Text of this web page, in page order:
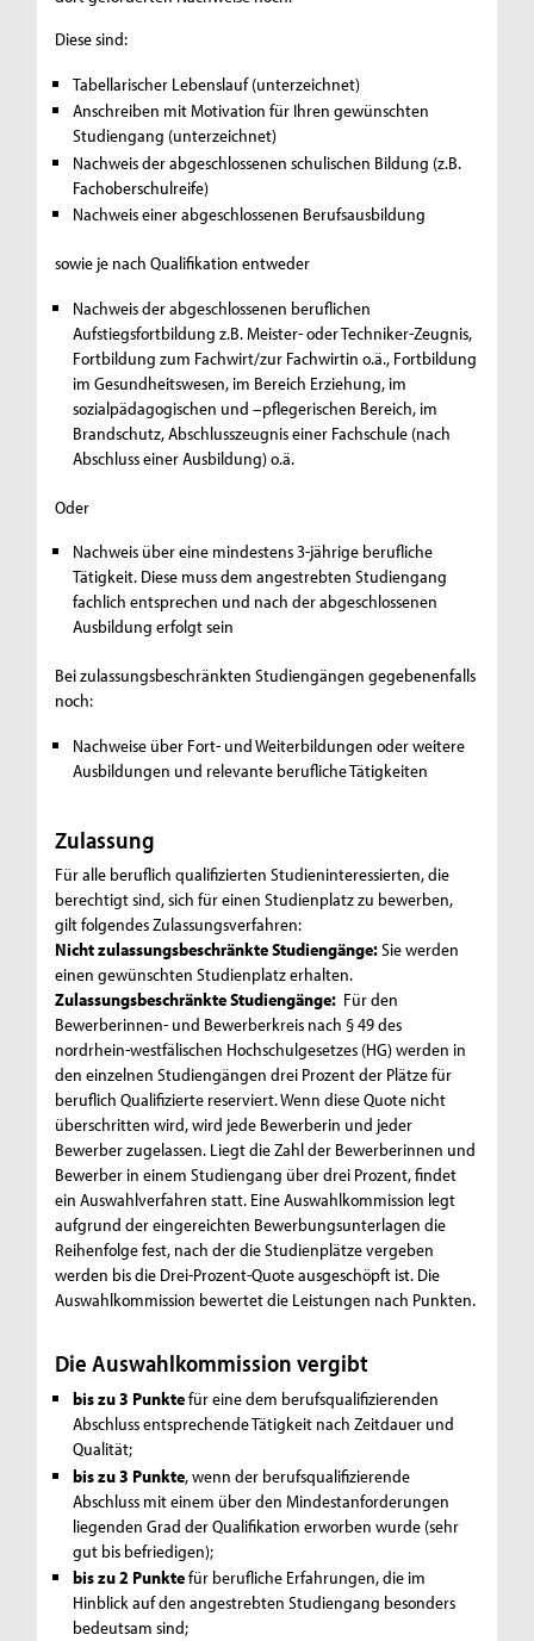
Diese sind:
Tabellarischer Lebenslauf (unterzeichnet)
Anschreiben mit Motivation für Ihren gewünschten
Studiengang (unterzeichnet)
Nachweis der abgeschlossenen schulischen Bildung (z.B.
Fachoberschulreife)
Nachweis einer abgeschlossenen Berufsausbildung
sowie je nach Qualifikation entweder
Nachweis der abgeschlossenen beruflichen
Aufstiegsfortbildung z.B. Meister- oder Techniker-Zeugnis,
Fortbildung zum Fachwirt/zur Fachwirtin o.ä., Fortbildung
im Gesundheitswesen, im Bereich Erziehung, im
sozialpädagogischen und –pflegerischen Bereich, im
Brandschutz, Abschlusszeugnis einer Fachschule (nach
Abschluss einer Ausbildung) o.ä.
Oder
Nachweis über eine mindestens 3-jährige berufliche
Tätigkeit. Diese muss dem angestrebten Studiengang
fachlich entsprechen und nach der abgeschlossenen
Ausbildung erfolgt sein
Bei zulassungsbeschränkten Studiengängen gegebenenfalls
noch:
Nachweise über Fort- und Weiterbildungen oder weitere
Ausbildungen und relevante berufliche Tätigkeiten
Zulassung
Für alle beruflich qualifizierten Studieninteressierten, die
berechtigt sind, sich für einen Studienplatz zu bewerben,
gilt folgendes Zulassungsverfahren:
Nicht zulassungsbeschränkte Studiengänge:Sie werden
einen gewünschten Studienplatz erhalten.
Zulassungsbeschränkte Studiengänge: Für den
Bewerberinnen- und Bewerberkreis nach § 49 des
nordrhein-westfälischen Hochschulgesetzes (HG) werden in
den einzelnen Studiengängen drei Prozent der Plätze für
beruflich Qualifizierte reserviert. Wenn diese Quote nicht
überschritten wird, wird jede Bewerberin und jeder
Bewerber zugelassen. Liegt die Zahl der Bewerberinnen und
Bewerber in einem Studiengang über drei Prozent, findet
ein Auswahlverfahren statt. Eine Auswahlkommission legt
aufgrund der eingereichten Bewerbungsunterlagen die
Reihenfolge fest, nach der die Studienplätze vergeben
werden bis die Drei-Prozent-Quote ausgeschöpft ist. Die
Auswahlkommission bewertet die Leistungen nach Punkten.
Die Auswahlkommission vergibt
bis zu 3 Punktefür eine dem berufsqualifizierenden
Abschluss entsprechende Tätigkeit nach Zeitdauer und
Qualität;
bis zu 3 Punkte, wenn der berufsqualifizierende
Abschluss mit einem über den Mindestanforderungen
liegenden Grad der Qualifikation erworben wurde (sehr
gut bis befriedigen);
bis zu 2 Punktefür berufliche Erfahrungen, die im
Hinblick auf den angestrebten Studiengang besonders
bedeutsam sind;